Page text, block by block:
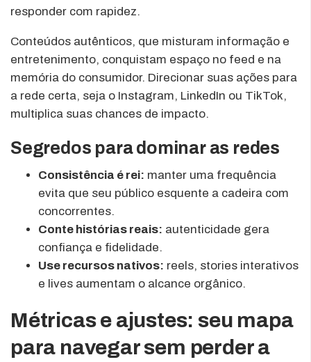
responder com rapidez.
Conteúdos autênticos, que misturam informação e
entretenimento, conquistam espaço no feed e na
memória do consumidor. Direcionar suas ações para
a rede certa, seja o Instagram, LinkedIn ou TikTok,
multiplica suas chances de impacto.
Segredos para dominar as redes
Consistência é rei: manter uma frequência
evita que seu público esquente a cadeira com
concorrentes.
Conte histórias reais: autenticidade gera
confiança e fidelidade.
Use recursos nativos: reels, stories interativos
e lives aumentam o alcance orgânico.
Métricas e ajustes: seu mapa
para navegar sem perder a